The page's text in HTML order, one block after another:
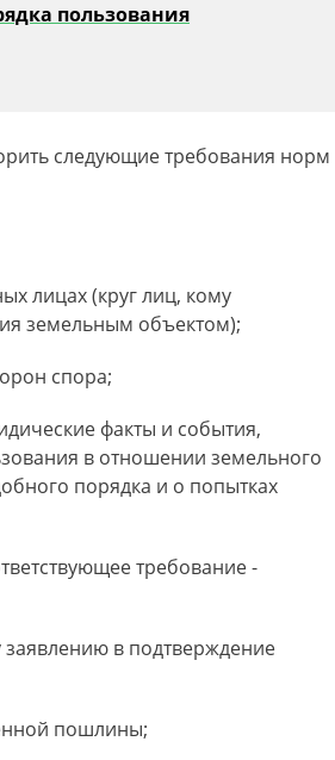
пользования
следующие требования норм
лицах (круг лиц, кому
земельным объектом);
спора;
факты и события,
в отношении земельного
порядка и о попытках
требование -
в подтверждение
пошлины;